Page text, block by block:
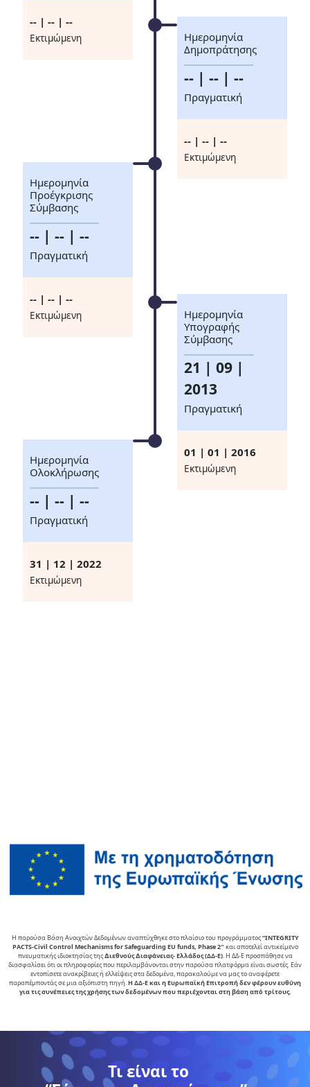
-- | -- | --
Eκτιμώμενη
Ημερομηνία
Δημοπράτησης
-- | -- | --
Πραγματική
-- | -- | --
Eκτιμώμενη
Ημερομηνία
Προέγκρισης
Σύμβασης
-- | -- | --
Πραγματική
-- | -- | --
Eκτιμώμενη
Ημερομηνία
Υπογραφής
Σύμβασης
21 | 09 |
2013
Πραγματική
01 | 01 | 2016
Eκτιμώμενη
Ημερομηνία
Ολοκλήρωσης
-- | -- | --
Πραγματική
31 | 12 | 2022
Eκτιμώμενη
Η παρούσα Βάση Ανοιχτών Δεδομένων αναπτύχθηκε στο πλαίσιο του προγράμματος“INTEGRITY
PACTS-Civil Control Mechanisms for Safeguarding EU funds, Phase 2″και αποτελεί αντικείµενο
πνευµατικής ιδιοκτησίας της∆ιεθνούς ∆ιαφάνειας- Ελλάδος (ΔΔ-Ε). Η ΔΔ-Ε προσπάθησε να
διασφαλίσει ότι οι πληροφορίες που περιλαμβάνονται στην παρούσα πλατφόρμα είναι σωστές. Εάν
εντοπίσετε ανακρίβειες ή ελλείψεις στα δεδομένα, παρακαλούμε να μας το αναφέρετε
παραπέμποντάς σε μια αξιόπιστη πηγή.Η ΔΔ-Ε και η Ευρωπαϊκή Επιτροπή δεν φέρουν ευθύνη
για τις συνέπειες της χρήσης των δεδομένων που περιέχονται στη βάση από τρίτους.
Τι είναι το